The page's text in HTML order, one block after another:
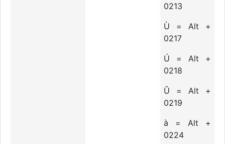
0213
Ù = Alt +
0217
Ú = Alt +
0218
Û = Alt +
0219
à = Alt +
0224